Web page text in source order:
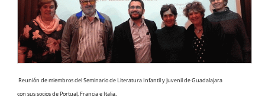
Reunión de miembros del Seminario de Literatura Infantil y Juvenil de Guadalajara
con sus socios de Portual, Francia e Italia.